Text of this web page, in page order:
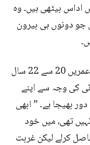
بیٹھی ہیں۔ وہ
جو دونوں ہی بیرون
شازیہ بتاتی ہیں اس کے بیٹوں کی عمریں 20 سے 22 سال
کی وجہ سے اپنے
بھیجا ہے۔ ” ابھی
تھی، میں خود
کرلے لیکن غربت